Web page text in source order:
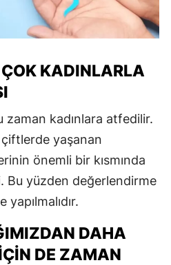
KADINLARLA
zaman kadınlara atfedilir.
yaşanan
önemli bir kısmında
Bu yüzden değerlendirme
DAHA
DE ZAMAN